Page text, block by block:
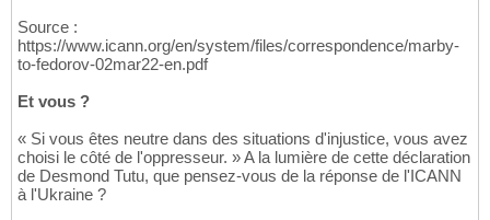
Source :
https://www.icann.org/en/system/files/correspondence/marby-
to-fedorov-02mar22-en.pdf
Et vous ?
« Si vous êtes neutre dans des situations d'injustice, vous avez
choisi le côté de l'oppresseur. » A la lumière de cette déclaration
de Desmond Tutu, que pensez-vous de la réponse de l'ICANN
à l'Ukraine ?